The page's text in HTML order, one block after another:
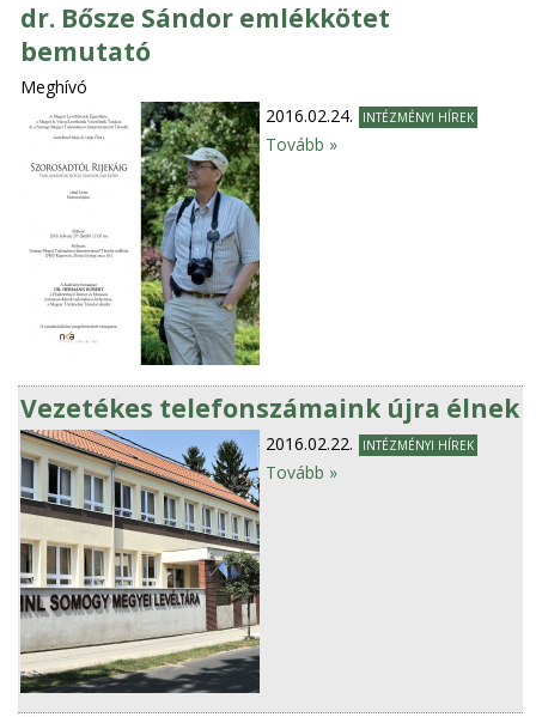
dr. Bősze Sándor emlékkötet
bemutató
Meghívó
2016.02.24.
INTÉZMÉNYI HÍREK
Tovább »
Vezetékes telefonszámaink újra élnek
2016.02.22. INTÉZMÉNYI HÍREK
Tovább »